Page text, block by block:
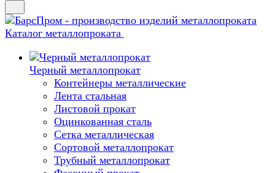
Каталог металлопроката
Черный металлопрокат
Контейнеры металлические
Лента стальная
Листовой прокат
Оцинкованная сталь
Сетка металлическая
Сортовой металлопрокат
Трубный металлопрокат